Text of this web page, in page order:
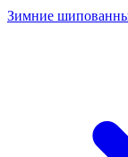
Зимние